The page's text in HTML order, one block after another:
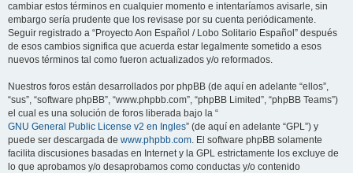
cambiar estos términos en cualquier momento e intentaríamos avisarle, sin
embargo sería prudente que los revisase por su cuenta periódicamente.
Seguir registrado a “Proyecto Aon Español / Lobo Solitario Español” después
de esos cambios significa que acuerda estar legalmente sometido a esos
nuevos términos tal como fueron actualizados y/o reformados.
Nuestros foros están desarrollados por phpBB (de aquí en adelante “ellos”,
“sus”, “software phpBB”, “www.phpbb.com”, “phpBB Limited”, “phpBB Teams”)
el cual es una solución de foros liberada bajo la “
GNU General Public License v2 en Ingles” (de aquí en adelante “GPL”) y
puede ser descargada de www.phpbb.com. El software phpBB solamente
facilita discusiones basadas en Internet y la GPL estrictamente los excluye de
lo que aprobamos y/o desaprobamos como conductas y/o contenido